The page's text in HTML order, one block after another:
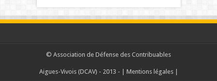
© Association de Défense des Contribuables
Aigues-Vivois (DCAV) - 2013 - | Mentions légales|